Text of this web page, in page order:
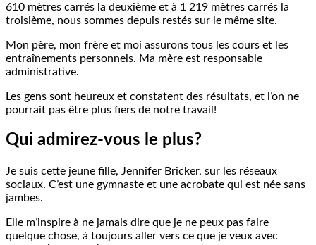
610 mètres carrés la deuxième et à 1 219 mètres carrés la
troisième, nous sommes depuis restés sur le même site.
Mon père, mon frère et moi assurons tous les cours et les
entraînements personnels. Ma mère est responsable
administrative.
Les gens sont heureux et constatent des résultats, et l’on ne
pourrait pas être plus fiers de notre travail!
Qui admirez-vous le plus?
Je suis cette jeune fille, Jennifer Bricker, sur les réseaux
sociaux. C’est une gymnaste et une acrobate qui est née sans
jambes.
Elle m’inspire à ne jamais dire que je ne peux pas faire
quelque chose, à toujours aller vers ce que je veux avec